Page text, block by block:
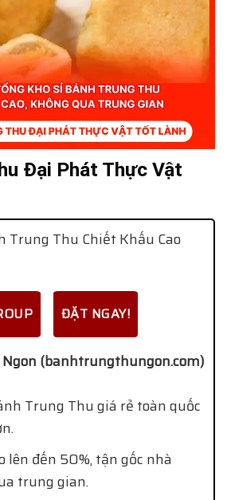
Đại Phát Thực Vật
Trung Thu Chiết Khấu Cao
ĐẶT NGAY!
(banhtrungthungon.com)
Trung Thu giá rẻ toàn quốc
lên đến 50%, tận gốc nhà
trung gian.